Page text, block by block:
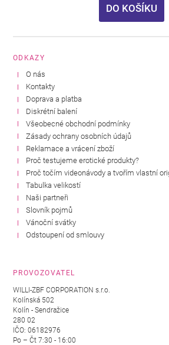
DO KOŠÍKU
ODKAZY
O nás
Kontakty
Doprava a platba
Diskrétní balení
Všeobecné obchodní podmínky
Zásady ochrany osobních údajů
Reklamace a vrácení zboží
Proč testujeme erotické produkty?
Proč točím videonávody a tvořím vlastní
Tabulka velikostí
Naši partneři
Slovník pojmů
Vánoční svátky
Odstoupení od smlouvy
PROVOZOVATEL
WILLI-ZBF CORPORATION s.r.o.
Kolínská 502
Kolín - Sendražice
280 02
IČO: 06182976
Po – Čt 7:30 - 16:00